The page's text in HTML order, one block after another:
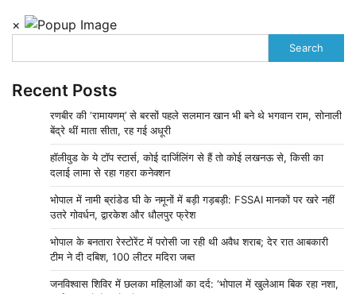
×
Search
Recent Posts
रणबीर की ‘रामायणम्’ से बरसों पहले सलमान खान भी बने थे भगवान राम, सोनाली
बेंद्रे थीं माता सीता, रह गई अधूरी
हॉलीवुड के ये टॉप स्टार्स, कोई दार्जिलिंग से हैं तो कोई लखनऊ से, किसी का
दलाई लामा से रहा गहरा कनेक्शन
भोपाल में नामी ब्रांडेड घी के नमूनों में बड़ी गड़बड़ी: FSSAI मानकों पर खरे नहीं
उतरे गोवर्धन, द्वारकेश और धौलपुर फ्रेश
भोपाल के बनतारा रेस्टोरेंट में परोसी जा रही थी अवैध शराब; देर रात आबकारी
टीम ने दी दबिश, 100 लीटर मदिरा जब्त
जनविश्वास शिविर में छलका महिलाओं का दर्द: ‘भोपाल में खुलेआम बिक रहा नशा,